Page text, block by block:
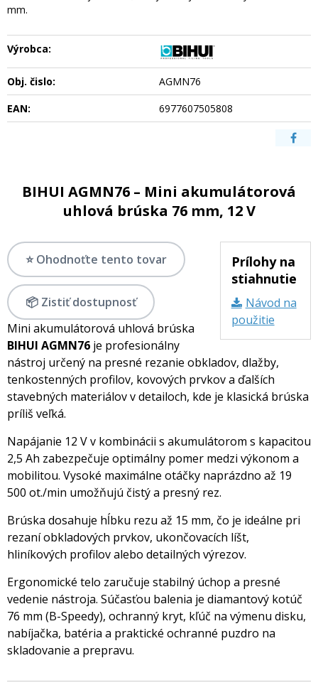
mm.
Výrobca:
Obj. čislo:
AGMN76
EAN:
6977607505808
BIHUI AGMN76 – Mini akumulátorová
uhlová brúska 76 mm, 12 V
Prílohy na
stiahnutie
Návod na
použitie
⭐ Ohodnoťte tento tovar
📦 Zistiť dostupnosť
Mini akumulátorová uhlová brúska
BIHUI AGMN76 je profesionálny
nástroj určený na presné rezanie obkladov, dlažby,
tenkostenných profilov, kovových prvkov a ďalších
stavebných materiálov v detailoch, kde je klasická brúska
príliš veľká.
Napájanie 12 V v kombinácii s akumulátorom s kapacitou
2,5 Ah zabezpečuje optimálny pomer medzi výkonom a
mobilitou. Vysoké maximálne otáčky naprázdno až 19
500 ot./min umožňujú čistý a presný rez.
Brúska dosahuje hĺbku rezu až 15 mm, čo je ideálne pri
rezaní obkladových prvkov, ukončovacích líšt,
hliníkových profilov alebo detailných výrezov.
Ergonomické telo zaručuje stabilný úchop a presné
vedenie nástroja. Súčasťou balenia je diamantový kotúč
76 mm (B-Speedy), ochranný kryt, kľúč na výmenu disku,
nabíjačka, batéria a praktické ochranné puzdro na
skladovanie a prepravu.